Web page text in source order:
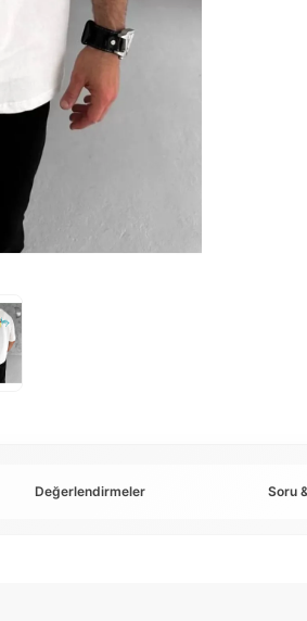
Değerlendirmeler Soru